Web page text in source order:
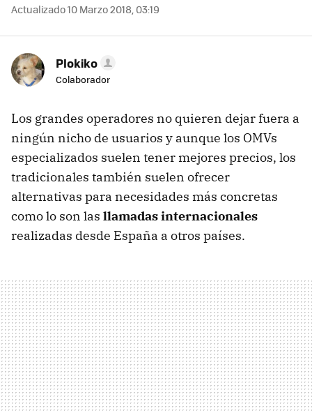
Actualizado 10 Marzo 2018, 03:19
Plokiko
Colaborador
Los grandes operadores no quieren dejar fuera a
ningún nicho de usuarios y aunque los OMVs
especializados suelen tener mejores precios, los
tradicionales también suelen ofrecer
alternativas para necesidades más concretas
como lo son las llamadas internacionales
realizadas desde España a otros países.